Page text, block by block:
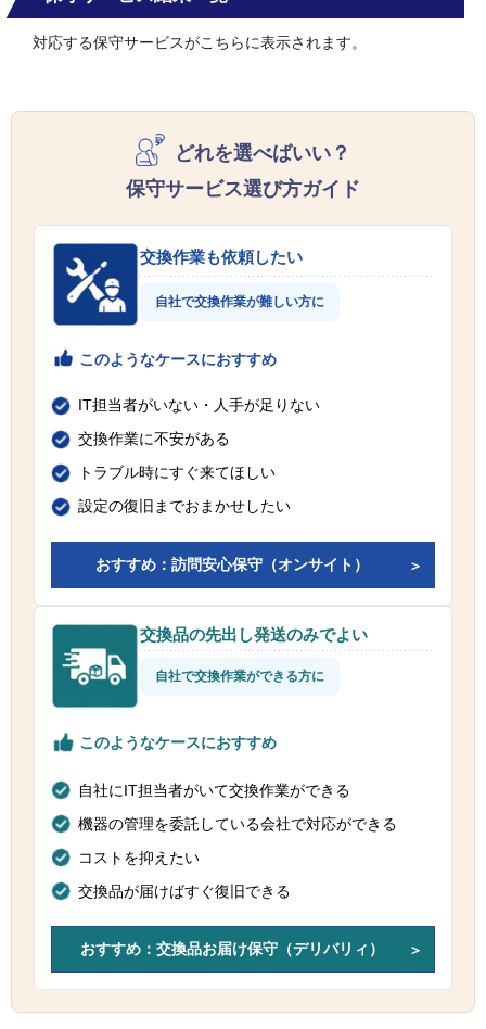
対応する保守サービスがこちらに表示されます。
どれを選べばいい？
保守サービス選び方ガイド
交換作業も依頼したい
自社で交換作業が難しい方に
このようなケースにおすすめ
IT担当者がいない・人手が足りない
交換作業に不安がある
トラブル時にすぐ来てほしい
設定の復旧までおまかせしたい
おすすめ：訪問安心保守（オンサイト）
交換品の先出し発送のみでよい
自社で交換作業ができる方に
このようなケースにおすすめ
自社にIT担当者がいて交換作業ができる
機器の管理を委託している会社で対応ができる
コストを抑えたい
交換品が届けばすぐ復旧できる
おすすめ：交換品お届け保守（デリバリィ）